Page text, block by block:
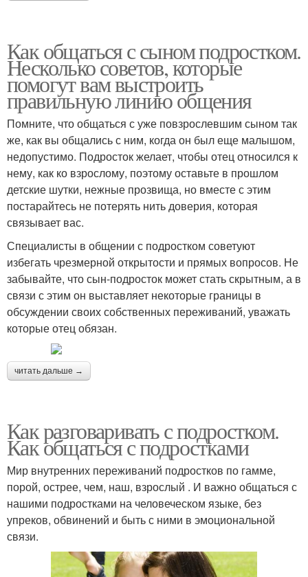
Как общаться с сыном подростком.
Несколько советов, которые
помогут вам выстроить
правильную линию общения
Помните, что общаться с уже повзрослевшим сыном так
же, как вы общались с ним, когда он был еще малышом,
недопустимо. Подросток желает, чтобы отец относился к
нему, как ко взрослому, поэтому оставьте в прошлом
детские шутки, нежные прозвища, но вместе с этим
постарайтесь не потерять нить доверия, которая
связывает вас.
Специалисты в общении с подростком советуют
избегать чрезмерной открытости и прямых вопросов. Не
забывайте, что сын-подросток может стать скрытным, а в
связи с этим он выставляет некоторые границы в
обсуждении своих собственных переживаний, уважать
которые отец обязан.
читать дальше →
Как разговаривать с подростком.
Как общаться с подростками
Мир внутренних переживаний подростков по гамме,
порой, острее, чем, наш, взрослый . И важно общаться с
нашими подростками на человеческом языке, без
упреков, обвинений и быть с ними в эмоциональной
связи.